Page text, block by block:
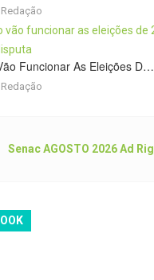
Redação
Funcionar As Eleições D…
Redação